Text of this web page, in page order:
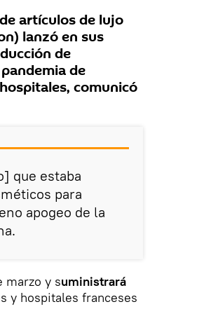
artículos de lujo
lanzó en sus
de
de
comunicó
que estaba
para
apogeo de la
marzo y suministrará
y hospitales franceses